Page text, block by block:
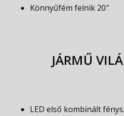
Könnyűfém felnik 20″
JÁRMŰ
LED első kombinált